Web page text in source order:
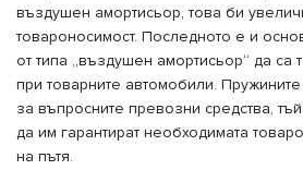
въздушен амортисьор, това би
товароносимост. Последното е и
от типа „въздушен амортисьор“ да са
при товарните автомобили.
за въпросните превозни средства,
да им гарантират необходимата
на пътя.